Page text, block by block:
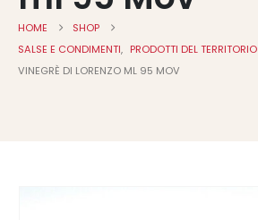
HOME
SHOP
SALSE E CONDIMENTI, PRODOTTI DEL TERRITORIO
VINEGRÈ DI LORENZO ML 95 MOV